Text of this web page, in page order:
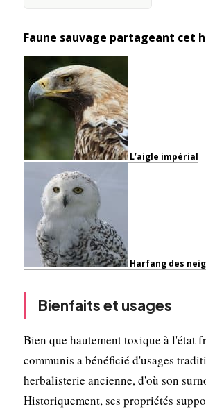
Faune sauvage partageant cet
L’aigle impérial
Harfang des
Bienfaits et usages
Bien que hautement toxique à l'état
communis a bénéficié d'usages
herbalisterie ancienne, d'où son
Historiquement, ses propriétés